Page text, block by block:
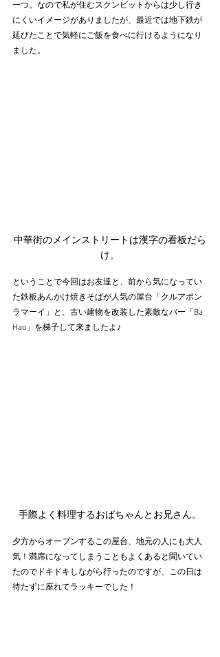
一つ。なので私が住むスクンビットからは少し行き
にくいイメージがありましたが、最近では地下鉄が
延びたことで気軽にご飯を食べに行けるようになり
ました。
中華街のメインストリートは漢字の看板だら
け。
ということで今回はお友達と、前から気になってい
た鉄板あんかけ焼きそばが人気の屋台「クルアポン
ラマーイ」と、古い建物を改装した素敵なバー「Ba
Hao」を梯子して来ましたよ♪
手際よく料理するおばちゃんとお兄さん。
夕方からオープンするこの屋台、地元の人にも大人
気！満席になってしまうこともよくあると聞いてい
たのでドキドキしながら行ったのですが、この日は
待たずに座れてラッキーでした！